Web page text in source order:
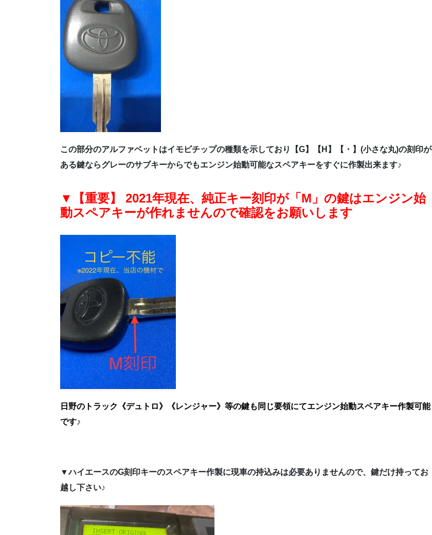
この部分のアルファベットはイモビチップの種類を示しており【G】【H】【・】(小さな丸)の刻印が
ある鍵ならグレーのサブキーからでもエンジン始動可能なスペアキーをすぐに作製出来ます♪
▼【重要】 2021年現在、純正キー刻印が「M」の鍵はエンジン始
動スペアキーが作れませんので確認をお願いします
日野のトラック《デュトロ》《レンジャー》等の鍵も同じ要領にてエンジン始動スペアキー作製可能
です♪
▼ハイエースのG刻印キーのスペアキー作製に現車の持込みは必要ありませんので、鍵だけ持ってお
越し下さい♪